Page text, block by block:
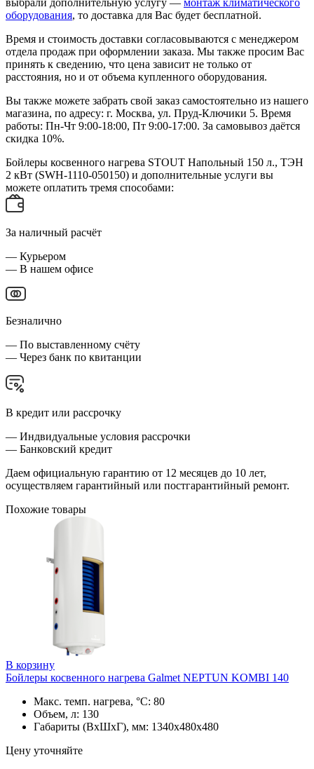
выбрали дополнительную услугу — монтаж климатического
оборудования, то доставка для Вас будет бесплатной.
Время и стоимость доставки согласовываются с менеджером
отдела продаж при оформлении заказа. Мы также просим Вас
принять к сведению, что цена зависит не только от
расстояния, но и от объема купленного оборудования.
Вы также можете забрать свой заказ самостоятельно из нашего
магазина, по адресу: г. Москва, ул. Пруд-Ключики 5. Время
работы: Пн-Чт 9:00-18:00, Пт 9:00-17:00. За самовывоз даётся
скидка 10%.
Бойлеры косвенного нагрева STOUT Напольный 150 л., ТЭН
2 кВт (SWH-1110-050150) и дополнительные услуги вы
можете оплатить тремя способами:
За наличный расчёт
— Курьером
— В нашем офисе
Безналично
— По выставленному счёту
— Через банк по квитанции
В кредит или рассрочку
— Индвидуальные условия рассрочки
— Банковский кредит
Даем официальную гарантию от 12 месяцев до 10 лет,
осуществляем гарантийный или постгарантийный ремонт.
Похожие товары
В корзину
Бойлеры косвенного нагрева Galmet NEPTUN KOMBI 140
Макс. темп. нагрева, °С: 80
Объем, л: 130
Габариты (ВхШхГ), мм: 1340х480х480
Цену уточняйте